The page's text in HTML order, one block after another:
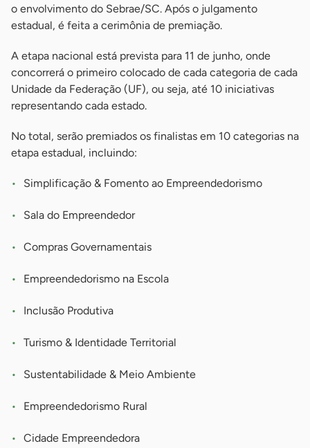
o envolvimento do Sebrae/SC. Após o julgamento
estadual, é feita a cerimônia de premiação.
A etapa nacional está prevista para 11 de junho, onde
concorrerá o primeiro colocado de cada categoria de cada
Unidade da Federação (UF), ou seja, até 10 iniciativas
representando cada estado.
No total, serão premiados os finalistas em 10 categorias na
etapa estadual, incluindo:
Simplificação & Fomento ao Empreendedorismo
Sala do Empreendedor
Compras Governamentais
Empreendedorismo na Escola
Inclusão Produtiva
Turismo & Identidade Territorial
Sustentabilidade & Meio Ambiente
Empreendedorismo Rural
Cidade Empreendedora